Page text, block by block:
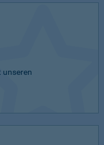
unseren